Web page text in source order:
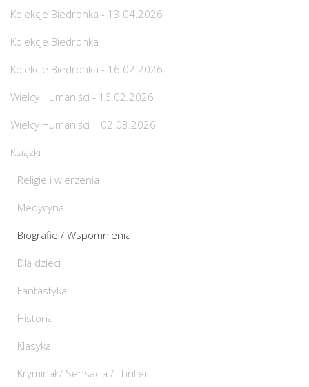
Kolekcje Biedronka - 13.04.2026
Kolekcje Biedronka
Kolekcje Biedronka - 16.02.2026
Wielcy Humaniści - 16.02.2026
Wielcy Humaniści – 02.03.2026
Książki
Religie i wierzenia
Medycyna
Biografie / Wspomnienia
Dla dzieci
Fantastyka
Historia
Klasyka
Kryminał / Sensacja / Thriller